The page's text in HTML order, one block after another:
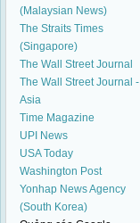
(Malaysian News)
The Straits Times
(Singapore)
The Wall Street Journal
The Wall Street Journal -
Asia
Time Magazine
UPI News
USA Today
Washington Post
Yonhap News Agency
(South Korea)